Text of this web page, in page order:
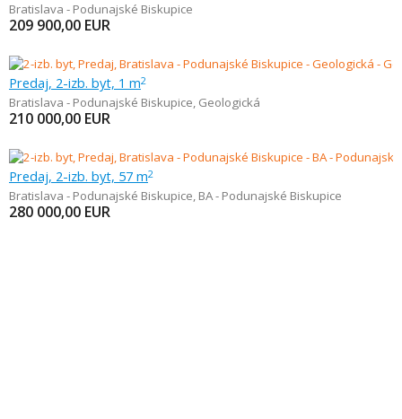
Bratislava - Podunajské Biskupice
209 900,00 EUR
Predaj, 2-izb. byt, 1 m2
Bratislava - Podunajské Biskupice, Geologická
210 000,00 EUR
Predaj, 2-izb. byt, 57 m2
Bratislava - Podunajské Biskupice, BA - Podunajské Biskupice
280 000,00 EUR